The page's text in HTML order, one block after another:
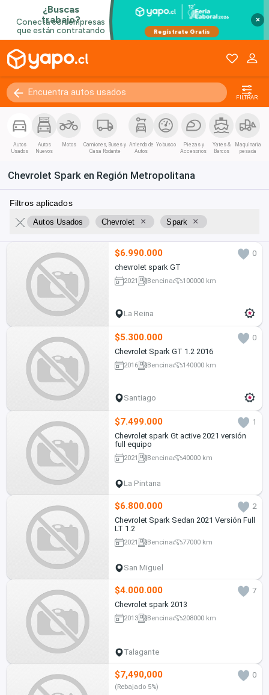
×
FILTRAR
Autos
Usados
Autos
Nuevos
Motos
Camiones, Buses y
Casa Rodante
Arriendo de
Autos
Yo busco
Piezas y
Accesorios
Yates &
Barcos
Maquinaria
pesada
Chevrolet Spark en Región Metropolitana
Filtros aplicados
Autos Usados Chevrolet × Spark ×
$6.990.000
0
chevrolet spark GT
2021 Bencina 100000 km
La Reina
$5.300.000
0
Chevrolet Spark GT 1.2 2016
2016 Bencina 140000 km
Santiago
$7.499.000
1
Chevrolet spark Gt active 2021 versión
full equipo
2021 Bencina 40000 km
La Pintana
$6.800.000
2
Chevrolet Spark Sedan 2021 Versión Full
LT 1.2
2021 Bencina 77000 km
San Miguel
$4.000.000
7
Chevrolet spark 2013
2013 Bencina 208000 km
Talagante
$7,490,000 0
(Rebajado 5%)